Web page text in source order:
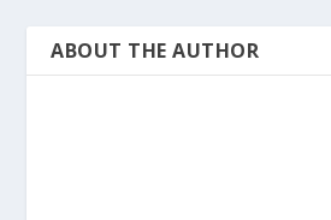
ABOUT THE AUTHOR